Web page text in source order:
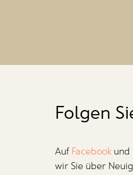
Folgen
Auf Facebookund
wir Sie über